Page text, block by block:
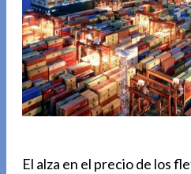
El alza en el precio de los